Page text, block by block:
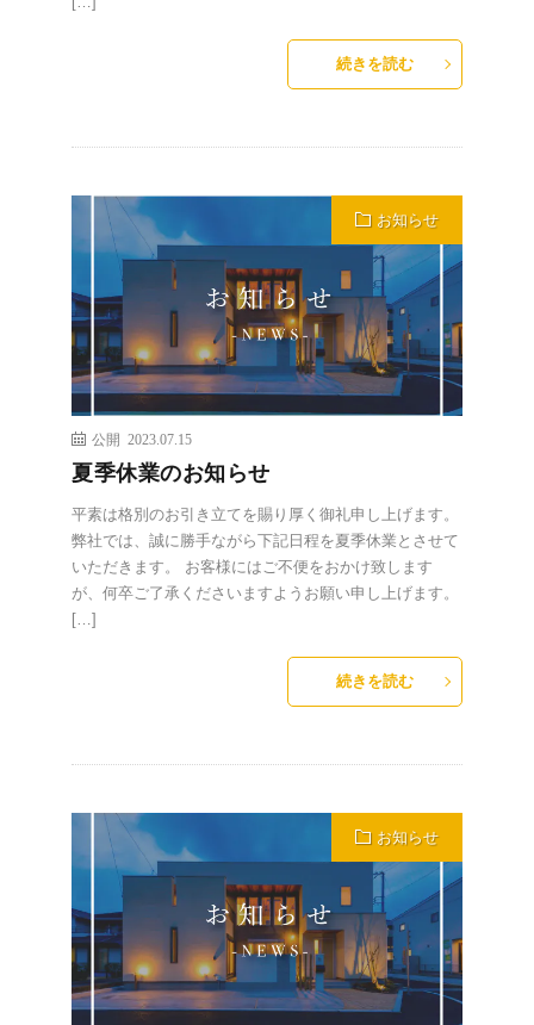
続きを読む
お知らせ
公開 2023.07.15
夏季休業のお知らせ
平素は格別のお引き立てを賜り厚く御礼申し上げます。
弊社では、誠に勝手ながら下記日程を夏季休業とさせて
いただきます。 お客様にはご不便をおかけ致します
が、何卒ご了承くださいますようお願い申し上げます。
[…]
続きを読む
お知らせ